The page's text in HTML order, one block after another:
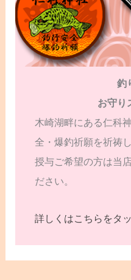
釣
お守り
木崎湖畔にある仁科
全・爆釣祈願を祈祷
授与ご希望の方は当
ださい。
詳しくはこちらをタ